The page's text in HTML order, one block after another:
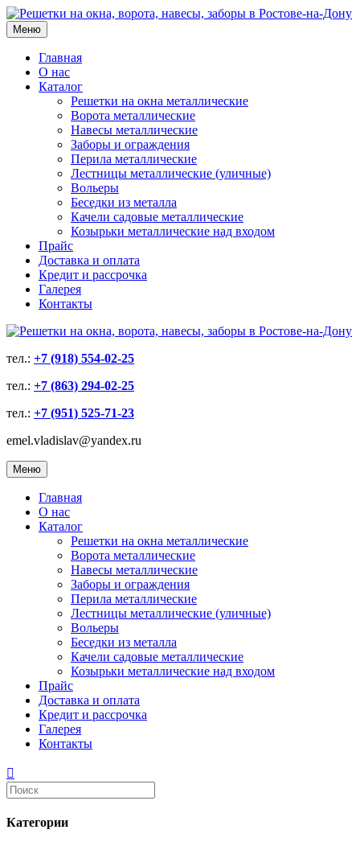
Меню
Главная
О нас
Каталог
Решетки на окна металлические
Ворота металлические
Навесы металлические
Заборы и ограждения
Перила металлические
Лестницы металлические (уличные)
Вольеры
Беседки из металла
Качели садовые металлические
Козырьки металлические над входом
Прайс
Доставка и оплата
Кредит и рассрочка
Галерея
Контакты
тел.: +7 (918) 554-02-25
тел.: +7 (863) 294-02-25
тел.: +7 (951) 525-71-23
emel.vladislav@yandex.ru
Меню
Главная
О нас
Каталог
Решетки на окна металлические
Ворота металлические
Навесы металлические
Заборы и ограждения
Перила металлические
Лестницы металлические (уличные)
Вольеры
Беседки из металла
Качели садовые металлические
Козырьки металлические над входом
Прайс
Доставка и оплата
Кредит и рассрочка
Галерея
Контакты
Категории